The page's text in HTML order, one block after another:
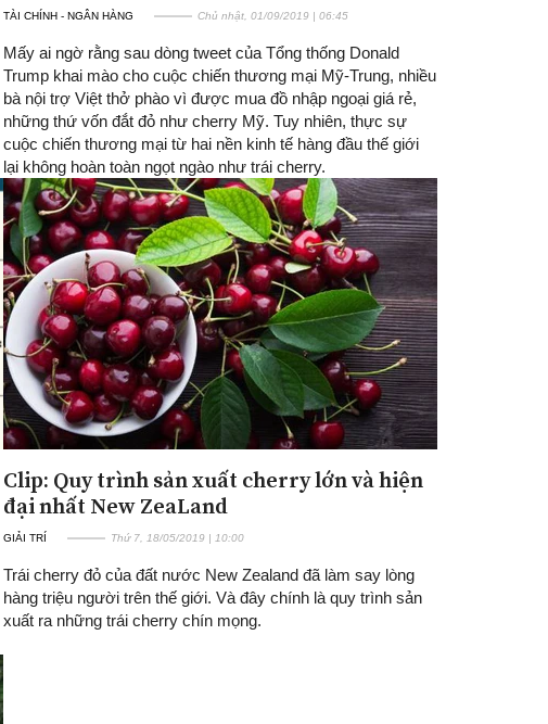
TÀI CHÍNH - NGÂN HÀNG Chủ nhật, 01/09/2019 | 06:45
Mấy ai ngờ rằng sau dòng tweet của Tổng thống Donald
Trump khai mào cho cuộc chiến thương mại Mỹ-Trung, nhiều
bà nội trợ Việt thở phào vì được mua đồ nhập ngoại giá rẻ,
những thứ vốn đắt đỏ như cherry Mỹ. Tuy nhiên, thực sự
cuộc chiến thương mại từ hai nền kinh tế hàng đầu thế giới
lại không hoàn toàn ngọt ngào như trái cherry.
Clip: Quy trình sản xuất cherry lớn và hiện
đại nhất New ZeaLand
GIẢI TRÍ Thứ 7, 18/05/2019 | 10:00
Trái cherry đỏ của đất nước New Zealand đã làm say lòng
hàng triệu người trên thế giới. Và đây chính là quy trình sản
xuất ra những trái cherry chín mọng.